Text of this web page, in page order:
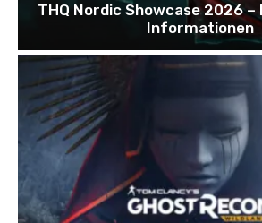
THQ Nordic Showcase 2026
Informationen